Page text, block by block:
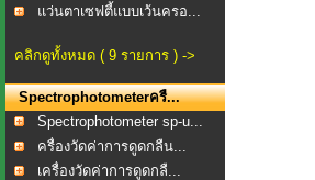
แว่นตาเซฟตี้แบบเว้นครอ...
คลิกดูทั้งหมด ( 9 รายการ ) ->
Spectrophotometerครื...
Spectrophotometer sp-u...
ครื่องวัดค่าการดูดกลืน...
เครื่องวัดค่าการดูดกลื...